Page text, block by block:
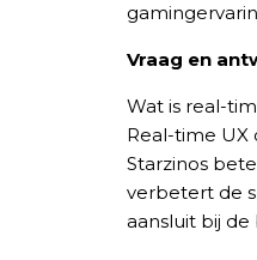
Vraag en
Wat is real-
Real-time UX
Starzinos
verbetert de
aansluit bij